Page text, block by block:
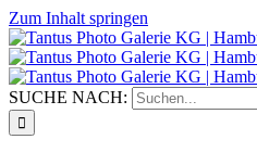
Zum Inhalt springen
SUCHE NACH: